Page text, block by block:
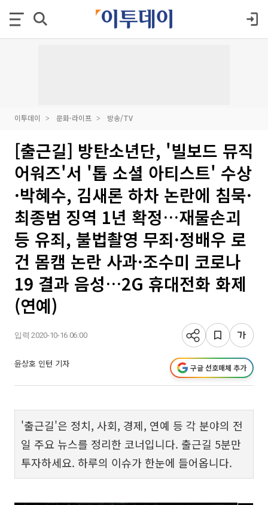
이투데이 문화·라이프 방송/TV
[출근길] 방탄소년단, '빌보드 뮤직
어워즈'서 '톱 소셜 아티스트' 수상
·박혜수, 김새론 하차 논란에 침묵·
최종범 징역 1년 확정…재물손괴
등 유죄, 불법촬영 무죄·정배우 로
건 몸캠 논란 사과·조수미 코로나
19 결과 음성…2G 휴대전화 화제
(연예)
입력 2020-10-16 06:00
윤상호 인턴 기자 구글 선호매체 추가
'출근길'은 정치, 사회, 경제, 연예 등 각 분야의 전
일 주요 뉴스를 정리한 코너입니다. 출근길 5분만
투자하세요. 하루의 이슈가 한눈에 들어옵니다.